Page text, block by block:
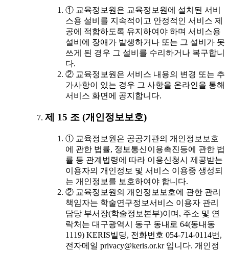
① 교육정보원은 교육정보원에 설치된 서비
스용 설비를 지속적이고 안정적인 서비스 제
공에 적합하도록 유지하여야 하며 서비스용
설비에 장애가 발생하거나 또는 그 설비가 못
쓰게 된 경우 그 설비를 수리하거나 복구합니
다.
② 교육정보원은 서비스 내용의 변경 또는 추
가사항이 있는 경우 그 사항을 온라인을 통해
서비스 화면에 공지합니다.
제 15 조 (개인정보보호)
① 교육정보원은 공공기관의 개인정보보호
에 관한 법률, 정보통신이용촉진등에 관한 법
률 등 관계법령에 따라 이용신청시 제공받는
이용자의 개인정보 및 서비스 이용중 생성되
는 개인정보를 보호하여야 합니다.
② 교육정보원의 개인정보보호에 관한 관리
책임자는 학술연구정보서비스 이용자 관리
담당 부서장(학술정보본부)이며, 주소 및 연
락처는 대구광역시 동구 동내로 64(동내동
1119) KERIS빌딩, 전화번호 054-714-0114번,
전자메일 privacy@keris.or.kr 입니다. 개인정